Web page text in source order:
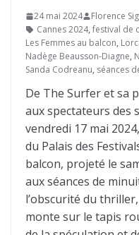
24 mai 2024 Florence
Cannes 2024, festival de
Les Femmes au balcon,
Nadège Beausson-Diagne,
Sanda Codreanu, séances
De The Surfer et sa
aux spectateurs des
vendredi 17 mai
du Palais des
balcon, projeté le
aux séances de
l’obscurité du
monte sur le tapis